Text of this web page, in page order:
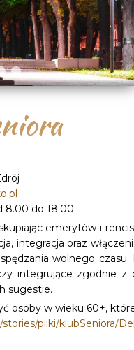
8.00 do 18.00
emerytów i
integracja oraz
wolnego
integrujące zgodnie z
sugestie.
osoby w wieku 60+,
pliki/klubSeniora/